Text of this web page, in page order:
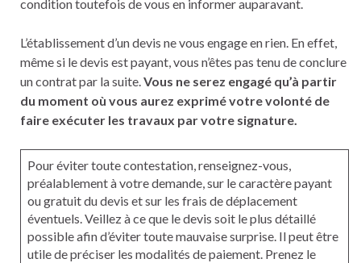
condition toutefois de vous en informer auparavant.
L’établissement d’un devis ne vous engage en rien. En effet,
même si le devis est payant, vous n’êtes pas tenu de conclure
un contrat par la suite.Vous ne serez engagé qu’à partir
du moment où vous aurez exprimé votre volonté de
faire exécuter les travaux par votre signature.
Pour éviter toute contestation, renseignez-vous,
préalablement à votre demande, sur le caractère payant
ou gratuit du devis et sur les frais de déplacement
éventuels. Veillez à ce que le devis soit le plus détaillé
possible afin d’éviter toute mauvaise surprise. Il peut être
utile de préciser les modalités de paiement. Prenez le